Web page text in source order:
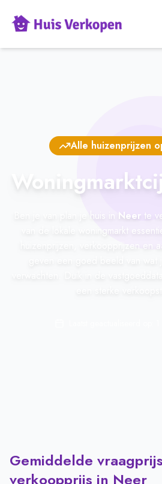
Alle huizenprijzen
Ben je van plan je huis in Neer te
van de lokale woningmarkt
huizenprijzen, verkoopprijzen en
Gemiddelde
verkoopprijs in Neer